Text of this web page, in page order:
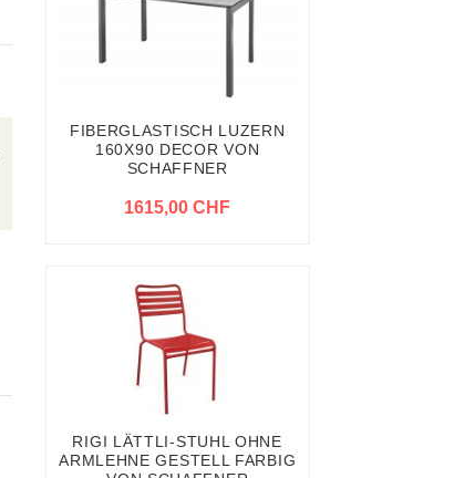
FIBERGLASTISCH LUZERN
160X90 DECOR VON
SCHAFFNER
1615,00 CHF
RIGI LÄTTLI-STUHL OHNE
ARMLEHNE GESTELL FARBIG